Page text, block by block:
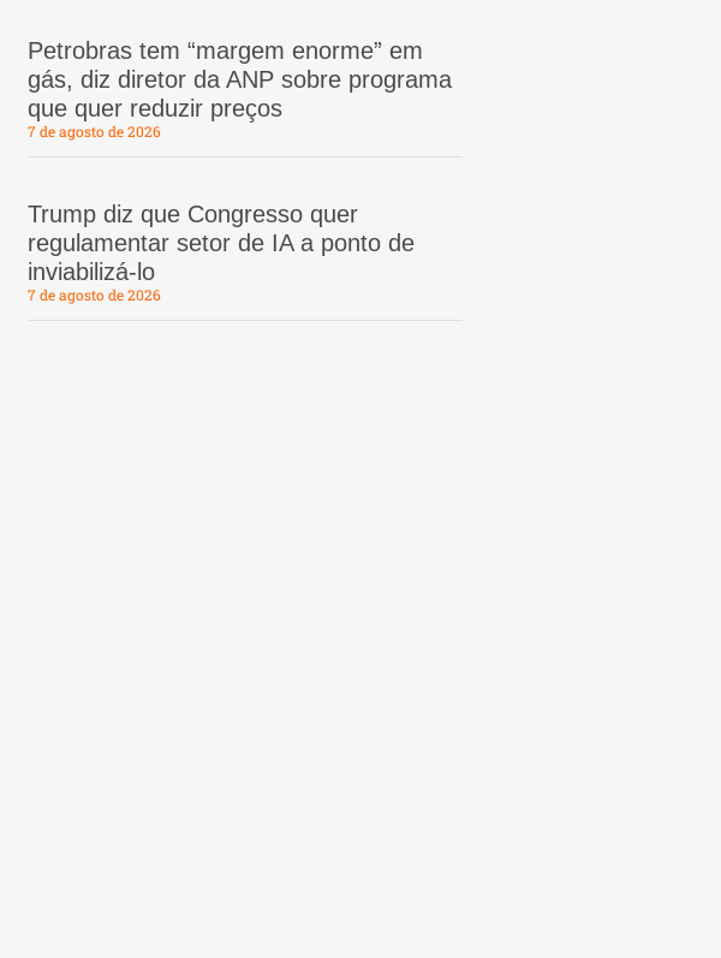
Petrobras tem “margem enorme” em
gás, diz diretor da ANP sobre programa
que quer reduzir preços
7 de agosto de 2026
Trump diz que Congresso quer
regulamentar setor de IA a ponto de
inviabilizá-lo
7 de agosto de 2026